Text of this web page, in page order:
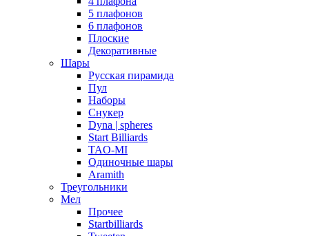
5 плафонов
6 плафонов
Плоские
Декоративные
Шары
Русская пирамида
Пул
Наборы
Снукер
Dyna | spheres
Start Billiards
TAO-MI
Одиночные шары
Aramith
Треугольники
Мел
Прочее
Startbilliards